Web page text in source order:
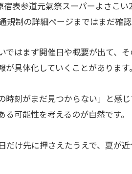
宿表参道元氣祭スーパーよさこ
制の詳細ページまではまだ確認
はまず開催日や概要が出て、そ
具体化していくことがあります。
時刻がまだ見つからない」と感
可能性を考えるのが自然です。
け先に押さえたうえで、夏が